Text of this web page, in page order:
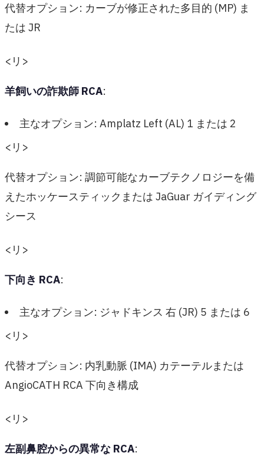
代替オプション: カーブが修正された多目的 (MP) ま
たは JR
<リ>
羊飼いの詐欺師 RCA:
主なオプション: Amplatz Left (AL) 1 または 2
<リ>
代替オプション: 調節可能なカーブテクノロジーを備
えたホッケースティックまたは JaGuar ガイディング
シース
<リ>
下向き RCA:
主なオプション: ジャドキンス 右 (JR) 5 または 6
<リ>
代替オプション: 内乳動脈 (IMA) カテーテルまたは
AngioCATH RCA 下向き構成
<リ>
左副鼻腔からの異常な RCA: